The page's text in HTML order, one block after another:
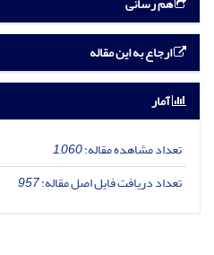
ارجاع به این مقاله
آمار
تعداد مشاهده مقاله:1,060
تعداد دریافت فایل اصل مقاله:957